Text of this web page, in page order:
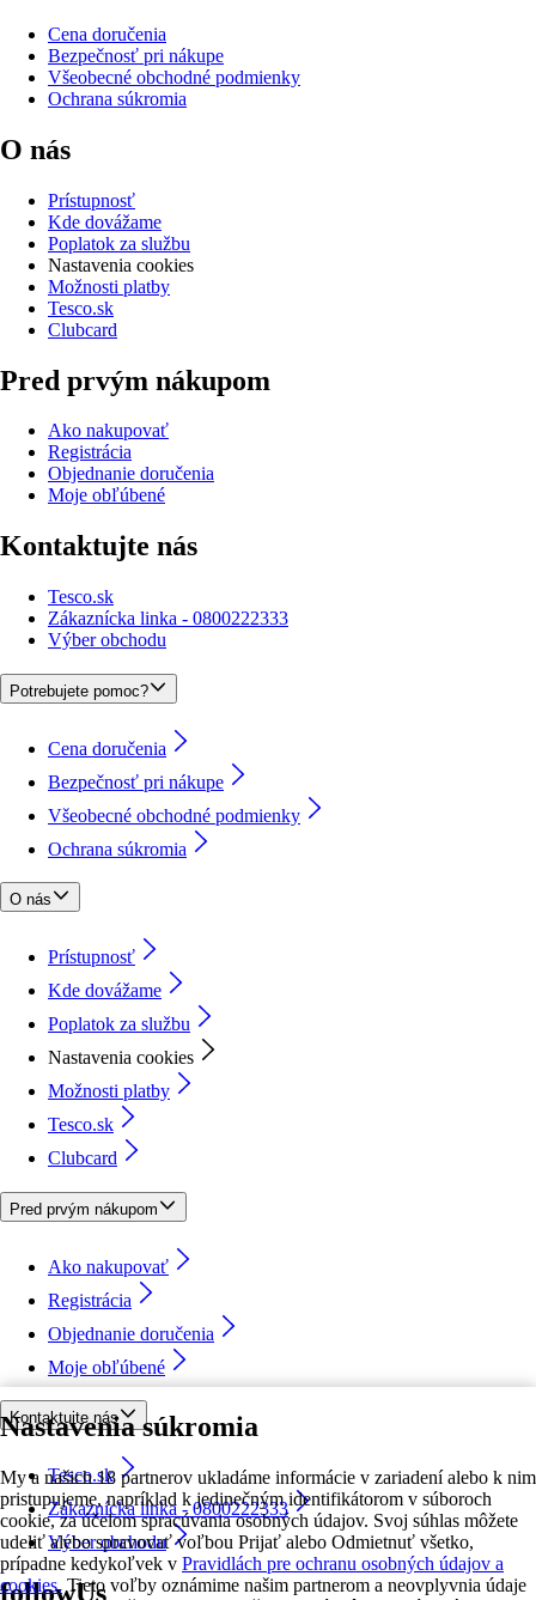
Nastavenia súkromia
My a našich 18 partnerov ukladáme informácie v zariadení alebo k nim
pristupujeme, napríklad k jedinečným identifikátorom v súboroch
cookie, za účelom spracúvania osobných údajov. Svoj súhlas môžete
udeliť alebo spravovať voľbou Prijať alebo Odmietnuť všetko,
prípadne kedykoľvek v Pravidlách pre ochranu osobných údajov a
cookies. Tieto voľby oznámime našim partnerom a neovplyvnia údaje
Cena doručenia
Bezpečnosť pri nákupe
Všeobecné obchodné podmienky
Ochrana súkromia
O nás
Prístupnosť
Kde dovážame
Poplatok za službu
Nastavenia cookies
Možnosti platby
Tesco.sk
Clubcard
Pred prvým nákupom
Ako nakupovať
Registrácia
Objednanie doručenia
Moje obľúbené
Kontaktujte nás
Tesco.sk
Zákaznícka linka - 0800222333
Výber obchodu
Potrebujete pomoc?
Cena doručenia
Bezpečnosť pri nákupe
Všeobecné obchodné podmienky
Ochrana súkromia
O nás
Prístupnosť
Kde dovážame
Poplatok za službu
Nastavenia cookies
Možnosti platby
Tesco.sk
Clubcard
Pred prvým nákupom
Ako nakupovať
Registrácia
Objednanie doručenia
Moje obľúbené
Kontaktujte nás
Tesco.sk
Zákaznícka linka - 0800222333
Výber obchodu
followUs